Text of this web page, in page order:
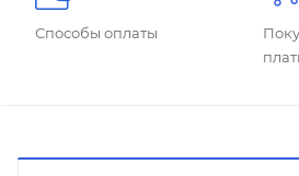
Способы оплаты